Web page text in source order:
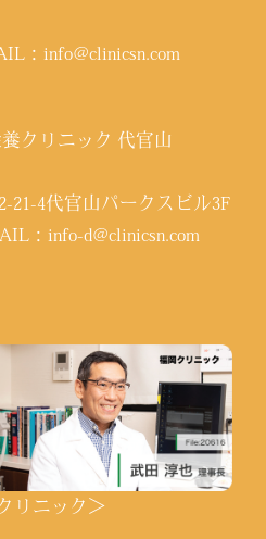
：info@clinicsn.com
クリニック 代官山
21-4代官山パークスビル3F
：info-d@clinicsn.com
リニック＞